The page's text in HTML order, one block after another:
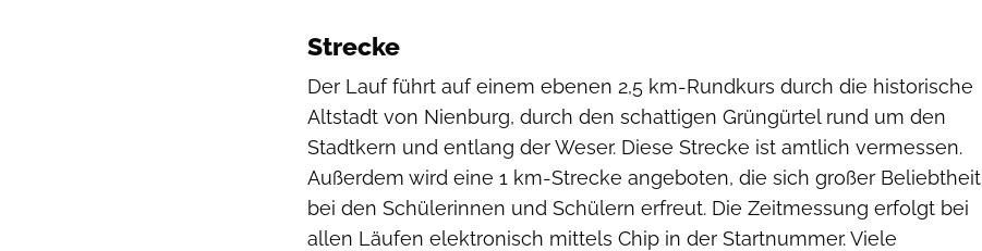
Strecke
Der Lauf führt auf einem ebenen 2,5 km-Rundkurs durch die historische
Altstadt von Nienburg, durch den schattigen Grüngürtel rund um den
Stadtkern und entlang der Weser. Diese Strecke ist amtlich vermessen.
Außerdem wird eine 1 km-Strecke angeboten, die sich großer Beliebtheit
bei den Schülerinnen und Schülern erfreut. Die Zeitmessung erfolgt bei
allen Läufen elektronisch mittels Chip in der Startnummer. Viele